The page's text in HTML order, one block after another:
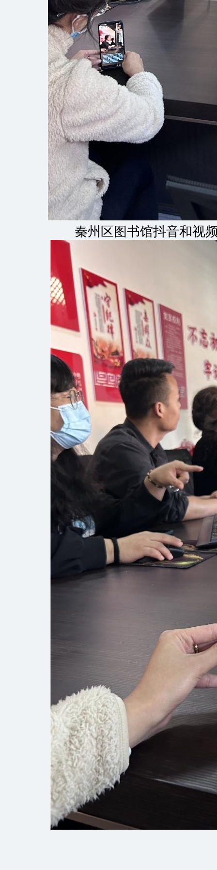
秦州区图书馆抖音和视频